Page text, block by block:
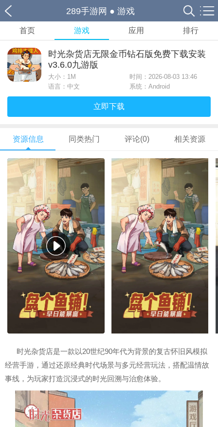
289手游网 ● 游戏
首页 游戏 应用 排行
时光杂货店无限金币钻石版免费下载安装
v3.6.0九游版
大小： 1M
时间：2026-08-03 13:46
语言：中文
系统：Android
立即下载
资源信息 同类热门 评论(0) 相关资源
时光杂货店是一款以20世纪90年代为背景的复古怀旧风模拟
经营手游，通过还原经典时代场景与多元经营玩法，搭配温情故
事线，为玩家打造沉浸式的时光回溯与治愈体验。